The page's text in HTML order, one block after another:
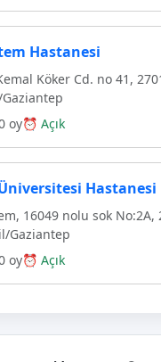
Hastanesi
Köker Cd. no 41,
oy⏰ Açık
Hastanesi
16049 nolu sok No:2A,
Gaziantep
oy⏰ Açık